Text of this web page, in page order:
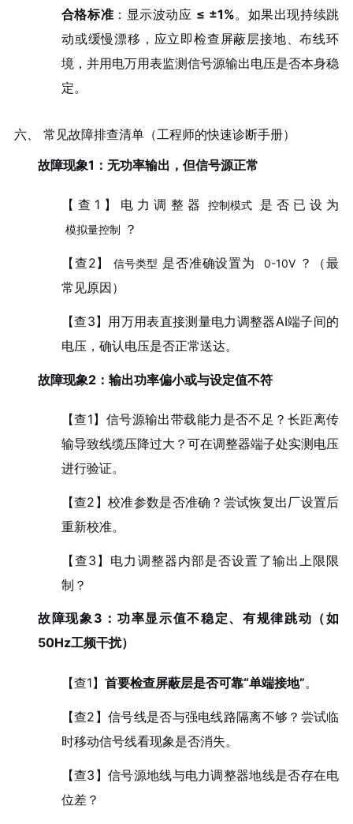
合格标准 ：显示波动应 ≤ ±1%。如果出现持续跳
动或缓慢漂移，应立即检查屏蔽层接地、布线环
境，并用电万用表监测信号源输出电压是否本身稳
定。
六、 常见故障排查清单（工程师的快速诊断手册）
故障现象1：无功率输出，但信号源正常
【查1】电力调整器 控制模式 是否已设为
模拟量控制 ？
【查2】 信号类型 是否准确设置为 0-10V ？（最
常见原因）
【查3】用万用表直接测量电力调整器AI端子间的
电压，确认电压是否正常送达。
故障现象2：输出功率偏小或与设定值不符
【查1】信号源输出带载能力是否不足？长距离传
输导致线缆压降过大？可在调整器端子处实测电压
进行验证。
【查2】校准参数是否准确？尝试恢复出厂设置后
重新校准。
【查3】电力调整器内部是否设置了输出上限限
制？
故障现象3：功率显示值不稳定、有规律跳动（如
50Hz工频干扰）
【查1】 首要检查屏蔽层是否可靠“单端接地”。
【查2】信号线是否与强电线路隔离不够？尝试临
时移动信号线看现象是否消失。
【查3】信号源地线与电力调整器地线是否存在电
位差？